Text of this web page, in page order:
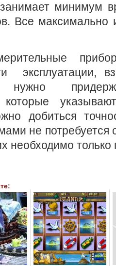
минимум
Все максимально
эксплуатации,
нужно
которые
добиться
не потребуется
необходимо